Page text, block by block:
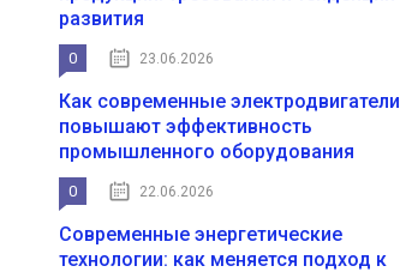
развития
0 23.06.2026
Как современные электродвигатели
повышают эффективность
промышленного оборудования
0 22.06.2026
Современные энергетические
технологии: как меняется подход к